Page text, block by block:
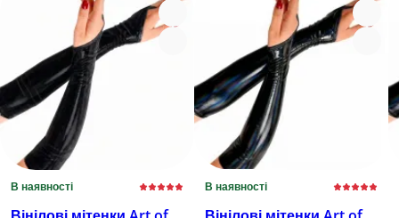
В наявності В наявності